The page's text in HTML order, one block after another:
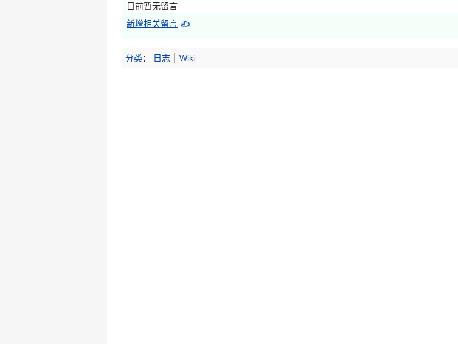
目前暂无留言
新增相关留言 ✍
分类： 日志 Wiki